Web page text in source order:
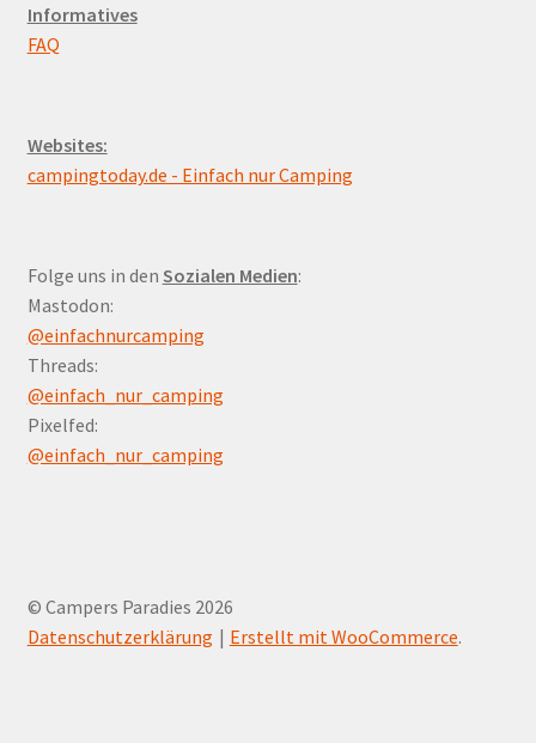
Informatives
FAQ
Websites:
campingtoday.de - Einfach nur Camping
Folge uns in den Sozialen Medien:
Mastodon:
@einfachnurcamping
Threads:
@einfach_nur_camping
Pixelfed:
@einfach_nur_camping
© Campers Paradies 2026
Datenschutzerklärung
Erstellt mit WooCommerce.